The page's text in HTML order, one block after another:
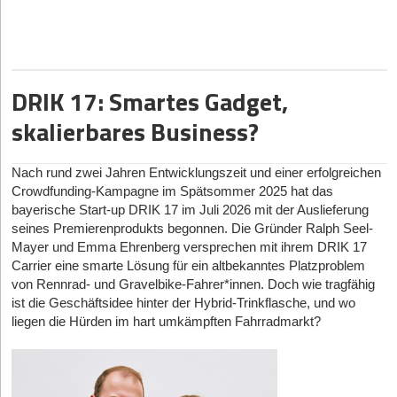
Fachkräfte sich ihre Stellen ohnehin aussuchen können. „Der
Einwand stimmt“, räumt Mitgründer Anton Petuchow
unumwunden ein. „Senior-Entwicklerinnen und -Entwickler
uns nicht, und sie sind ausdrücklich nicht unser Fokus.“
Nomado24 zielt stattdessen auf die andere Hälfte des Remote-
Marktes ab: Berufe im Kund*innenservice, Vertriebsinnendienst,
Marketing oder der Buchhaltung sowie Menschen, die einen
Nebenjob von zu Hause suchen. Hier gebe es echte
ortsunabhängige Stellen, aber die Kandidat*innen müssten selbst
suchen. „Für sie ist eine Plattform, die aussortiert statt
aufzublähen, ein spürbarer Unterschied“, betont Petuchow. Der
geografische Fokus liege dabei klar auf dem deutschsprachigen
DRIK 17: Smartes Gadget,
skalierbares Business?
Nach rund zwei Jahren Entwicklungszeit und einer erfolgreichen
Crowdfunding-Kampagne im Spätsommer 2025 hat das
bayerische Start-up DRIK 17 im Juli 2026 mit der Auslieferung
seines Premierenprodukts begonnen. Die Gründer Ralph Seel-
Mayer und Emma Ehrenberg versprechen mit ihrem DRIK 17
Carrier eine smarte Lösung für ein altbekanntes Platzproblem
von Rennrad- und Gravelbike-Fahrer*innen. Doch wie tragfähig
ist die Geschäftsidee hinter der Hybrid-Trinkflasche, und wo
liegen die Hürden im hart umkämpften Fahrradmarkt?